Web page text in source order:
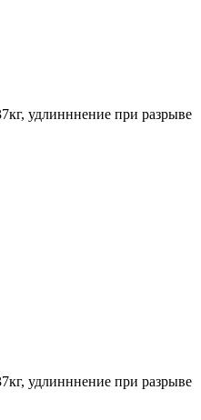
удлинннение при разрыве
удлинннение при разрыве